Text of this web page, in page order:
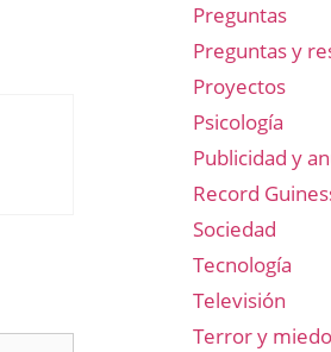
Preguntas
Preguntas y
Proyectos
Psicología
Publicidad y
Record
Sociedad
Tecnología
Televisión
Terror y miedo